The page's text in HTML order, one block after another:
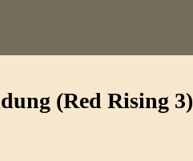
(Red Rising 3)